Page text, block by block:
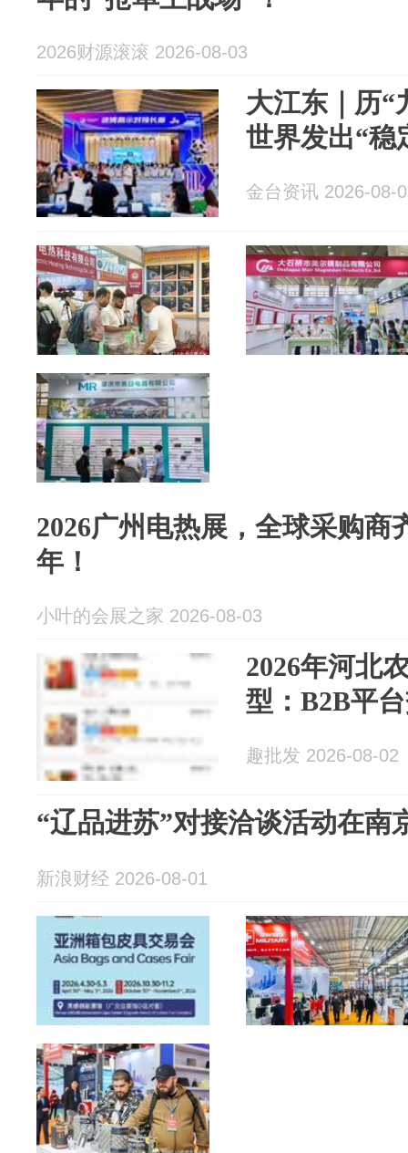
2026财源滚滚 2026-08-03
大江东｜历“
世界发出“稳
金台资讯 2026-08-
2026广州电热展，全球采购商
年！
小叶的会展之家 2026-08-03
2026年河北
型：B2B平
趣批发 2026-08-02
“辽品进苏”对接洽谈活动在南
新浪财经 2026-08-01